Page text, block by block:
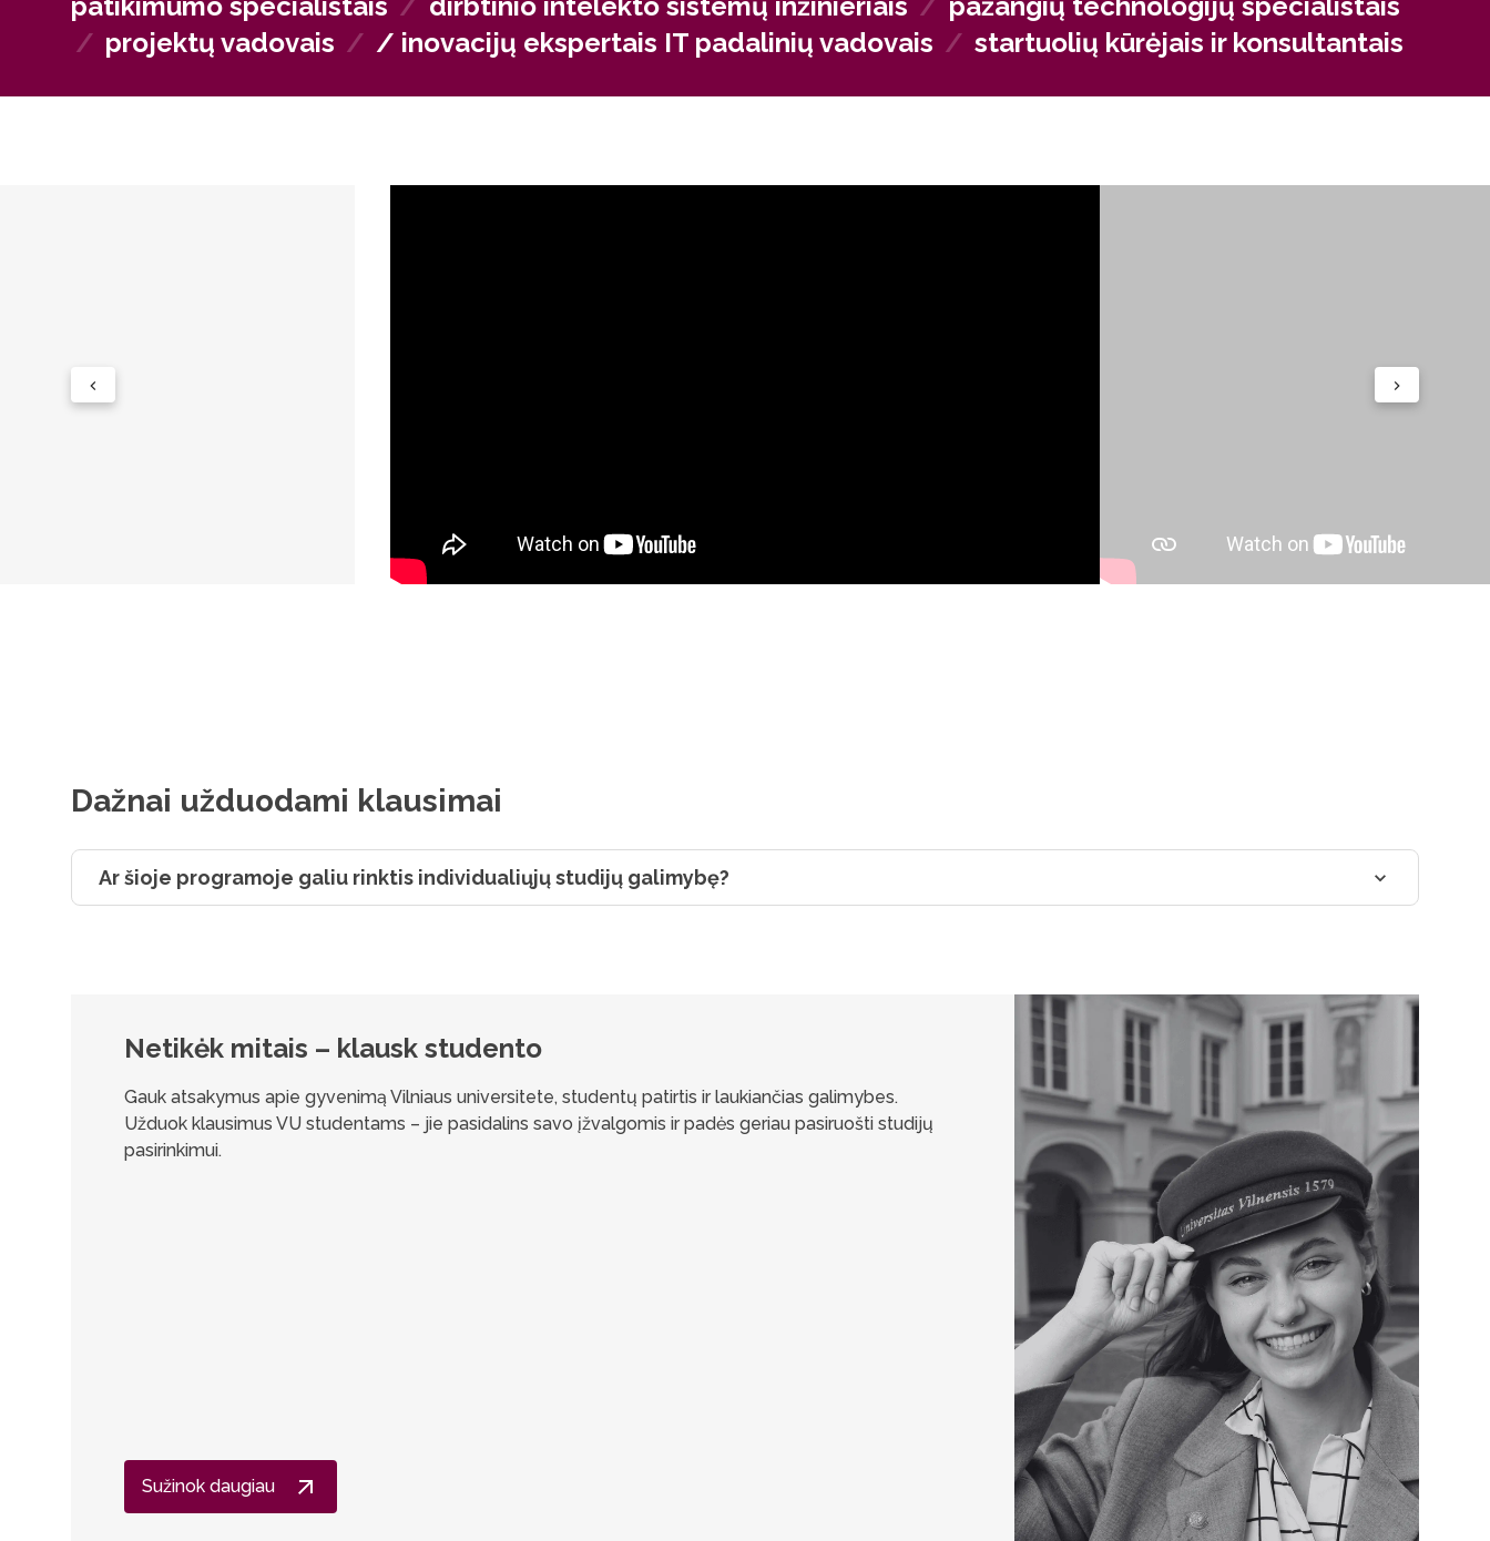
/ projektų vadovais / / inovacijų ekspertais IT padalinių vadovais / startuolių kūrėjais ir konsultantais
Dažnai užduodami klausimai
Ar šioje programoje galiu rinktis individualiųjų studijų galimybę?
Netikėk mitais – klausk studento
Gauk atsakymus apie gyvenimą Vilniaus universitete, studentų patirtis ir laukiančias galimybes.
Užduok klausimus VU studentams – jie pasidalins savo įžvalgomis ir padės geriau pasiruošti studijų
pasirinkimui.
Sužinok daugiau